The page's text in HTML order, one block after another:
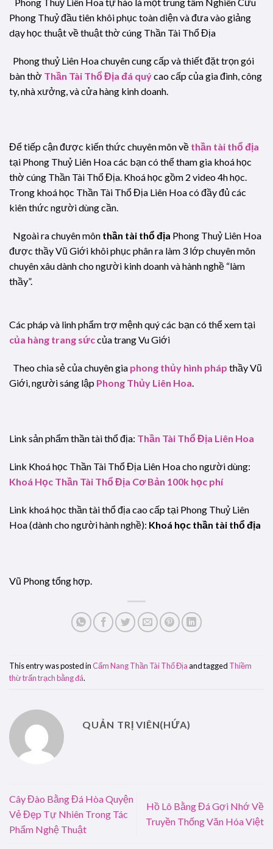
Phong Thuỷ đầu tiên khôi phục toàn diện và đưa vào giảng
dạy học thuật về thuật thờ cúng Thần Tài Thổ Địa
Phong thuỷ Liên Hoa chuyên cung cấp và thiết đặt trọn gói
bàn thờ Thần Tài Thổ Địa đá quýcao cấp của gia đình, công
ty, nhà xưởng, và cửa hàng kinh doanh.
Để tiếp cận được kiến thức chuyên môn về thần tài thổ địa
tại Phong Thuỷ Liên Hoa các bạn có thể tham gia khoá học
thờ cúng Thần Tài Thổ Địa. Khoá học gồm 2 video 4h học.
Trong khoá học Thần Tài Thổ Địa Liên Hoa có đầy đủ các
kiên thức người dùng cần.
Ngoài ra chuyên môn thần tài thổ địa Phong Thuỷ Liên Hoa
được thầy Vũ Giới khôi phục phân ra làm 3 lớp chuyên môn
chuyên xâu dành cho người kinh doanh và hành nghề “làm
thầy”.
Các pháp và linh phẩm trợ mệnh quý các bạn có thể xem tại
của hàng trang sứccủa trang Vu Giới
Theo chia sẻ của chuyên gia phong thủy hình pháp thầy Vũ
Giới, người sáng lập Phong Thủy Liên Hoa
Link sản phẩm thần tài thổ địa: Thần Tài Thổ Địa Liên Hoa
Link Khoá học Thần Tài Thổ Địa Liên Hoa cho người dùng:
Khoá Học Thần Tài Thổ Địa Cơ Bản 100k học phí
Link khoá học thần tài thổ địa cao cấp tại Phong Thuỷ Liên
Hoa (dành cho người hành nghề): Khoá học thần tài thổ địa
Vũ Phong tổng hợp.
This entry was posted inCẩm Nang Thần Tài Thổ Địaand tagged Thiềm
thừ trấn trạch bằng đá.
QUẢN TRỊ VIÊN(HỨA)
Cây Đào Bằng Đá Hòa Quyện
Vẻ Đẹp Tự Nhiên Trong Tác
Phẩm Nghệ Thuật
Hồ Lô Bằng Đá Gợi Nhớ Về
Truyền Thống Văn Hóa Việt